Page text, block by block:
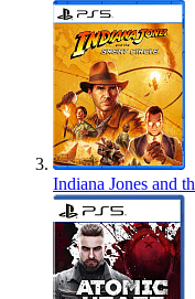
Indiana Jones and